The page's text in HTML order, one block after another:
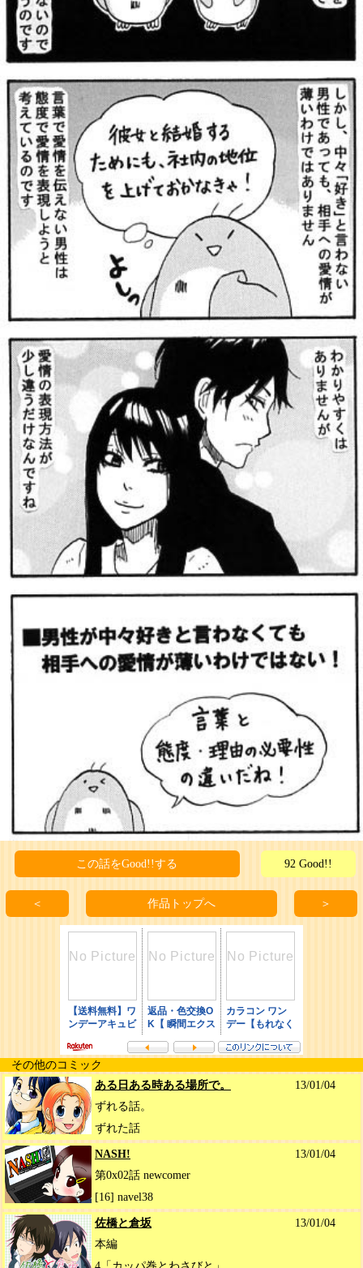
この話をGood!!する 92 Good!!
＜ 作品トップへ ＞
その他のコミック
ある日ある時ある場所で。
13/01/04
ずれる話。
ずれた話
NASH!
13/01/04
第0x02話 newcomer
[16] navel38
佐橋と倉坂
13/01/04
本編